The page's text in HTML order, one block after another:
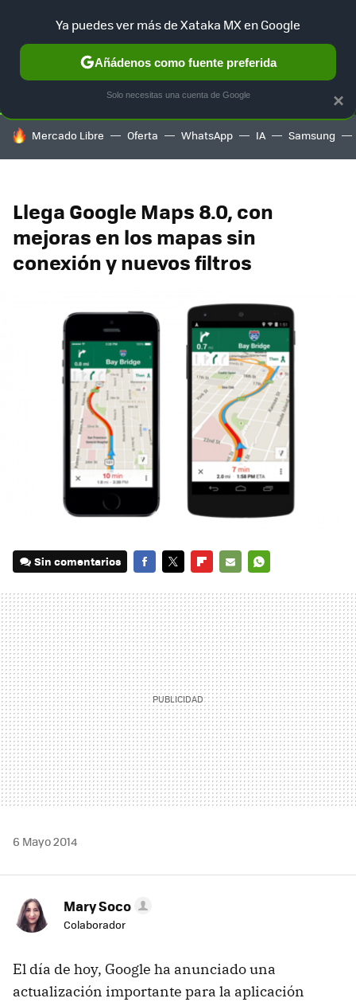
SELECCIÓN GAMING HOME AUTO TERRITORIO
HOY SE HABLA DE
Mercado Libre Oferta WhatsApp IA Samsung
Llega Google Maps 8.0, con
mejoras en los mapas sin
conexión y nuevos filtros
Sin comentarios
MAIL
6 Mayo 2014
Mary Soco
Colaborador
El día de hoy, Google ha anunciado una
actualización importante para la aplicación
×
Ya puedes ver más de Xataka MX en Google
Añádenos como fuente preferida
Solo necesitas una cuenta de Google